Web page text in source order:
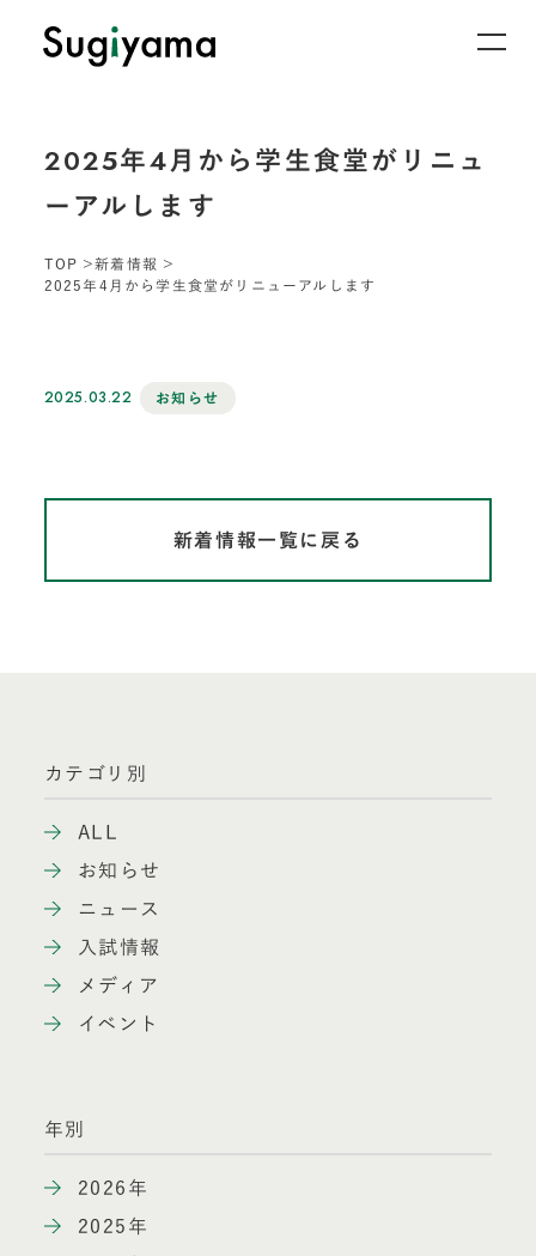
2025年4月から学生食堂がリニュ
ーアルします
TOP
新着情報
2025年4月から学生食堂がリニューアルします
2025.03.22 お知らせ
新着情報一覧に戻る
カテゴリ別
ALL
お知らせ
ニュース
入試情報
メディア
イベント
年別
2026年
2025年